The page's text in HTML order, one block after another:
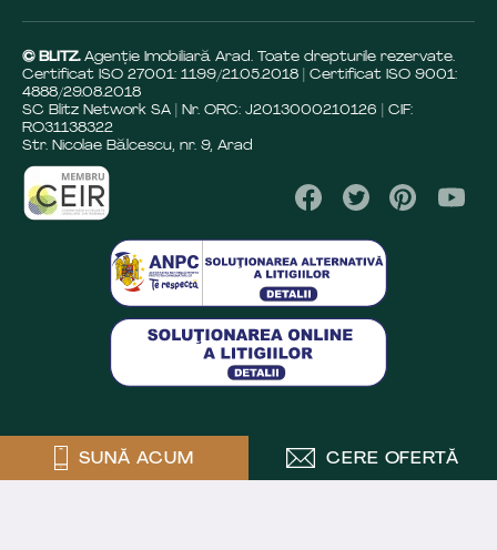
SUNĂ ACUM CERE OFERTĂ
© BLITZ. Agenție Imobiliară Arad. Toate drepturile rezervate.
Certificat ISO 27001: 1199/21.05.2018 | Certificat ISO 9001:
4888/29.08.2018
SC Blitz Network SA | Nr. ORC: J2013000210126 | CIF:
RO31138322
Str. Nicolae Bălcescu, nr. 9, Arad